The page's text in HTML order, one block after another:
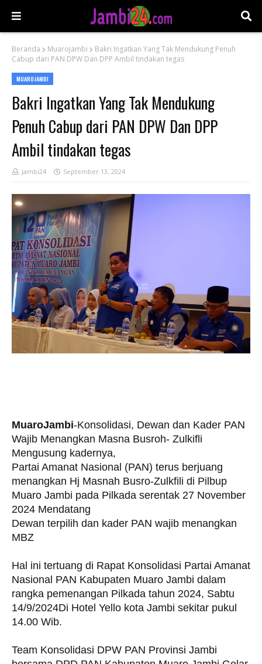
Beranda Muarojambi
Bakri Ingatkan Yang Tak Mendukung Penuh
Cabup dari PAN DPW Dan DPP Ambil tindakan tegas
MUAROJAMBI
Bakri Ingatkan Yang Tak Mendukung
Penuh Cabup dari PAN DPW Dan DPP
Ambil tindakan tegas
Jambi24 September 13, 2024
MuaroJambi-Konsolidasi, Dewan dan Kader PAN
Wajib Menangkan Masna Busroh- Zulkifli
Mengusung kadernya,
Partai Amanat Nasional (PAN) terus berjuang
menangkan Hj Masnah Busro-Zulkfili di Pilbup
Muaro Jambi pada Pilkada serentak 27 November
2024 Mendatang
Dewan terpilih dan kader PAN wajib menangkan
MBZ
Hal ini tertuang di Rapat Konsolidasi Partai Amanat
Nasional PAN Kabupaten Muaro Jambi dalam
rangka pemenangan Pilkada tahun 2024, Sabtu
14/9/2024Di Hotel Yello kota Jambi sekitar pukul
14.00 Wib.
Team Konsolidasi DPW PAN Provinsi Jambi